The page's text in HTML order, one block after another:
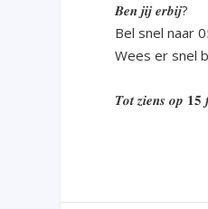
𝑩𝒆𝒏 𝒋𝒊𝒋 𝒆𝒓𝒃𝒊𝒋?
Bel snel naar
Wees er snel
𝑻𝒐𝒕 𝒛𝒊𝒆𝒏𝒔 𝒐𝒑 𝟏𝟓